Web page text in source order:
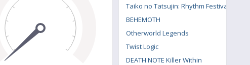
Taiko no Tatsujin: Rhythm Festival
BEHEMOTH
Otherworld Legends
Twist Logic
DEATH NOTE Killer Within